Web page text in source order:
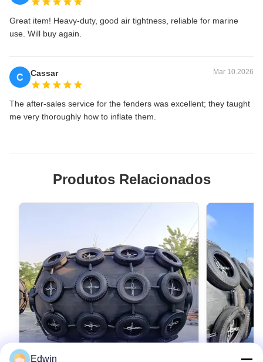
Great item! Heavy-duty, good air tightness, reliable for marine
use. Will buy again.
C Cassar Mar 10.2026
The after-sales service for the fenders was excellent; they taught
me very thoroughly how to inflate them.
Produtos Relacionados
Edwin